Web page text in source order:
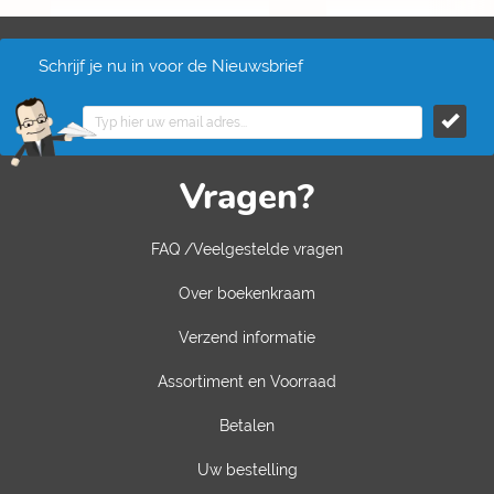
Schrijf je nu in voor de Nieuwsbrief
Vragen?
FAQ /Veelgestelde vragen
Over boekenkraam
Verzend informatie
Assortiment en Voorraad
Betalen
Uw bestelling